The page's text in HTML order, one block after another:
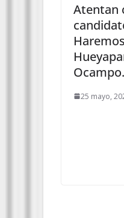
Atentan
Ocampo.
25 mayo,